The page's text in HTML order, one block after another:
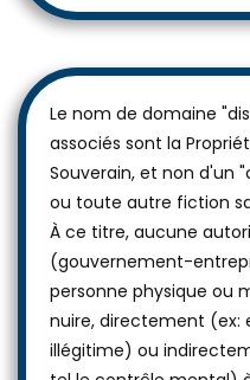
Le nom de domaine
associés sont la
Souverain, et non d'un
ou toute autre fiction
À ce titre, aucune
(gouvernement-
personne physique ou
nuire, directement (ex:
illégitime) ou